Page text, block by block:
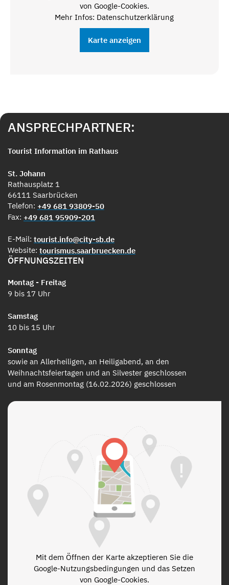
von Google-Cookies.
Mehr Infos: Datenschutzerklärung
Karte anzeigen
ANSPRECHPARTNER:
Tourist Information im Rathaus
St. Johann
Rathausplatz 1
66111 Saarbrücken
Telefon: +49 681 93809-50
Fax: +49 681 95909-201
E-Mail: tourist.info@city-sb.de
Website: tourismus.saarbruecken.de
ÖFFNUNGSZEITEN
Montag - Freitag
9 bis 17 Uhr
Samstag
10 bis 15 Uhr
Sonntag
sowie an Allerheiligen, an Heiligabend, an den
Weihnachtsfeiertagen und an Silvester geschlossen
und am Rosenmontag (16.02.2026) geschlossen
Mit dem Öffnen der Karte akzeptieren Sie die
Google-Nutzungsbedingungen und das Setzen
von Google-Cookies.